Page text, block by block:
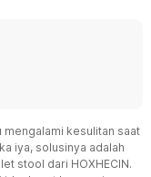
mengalami kesulitan saat
iya, solusinya adalah
stool dari HOXHECIN.